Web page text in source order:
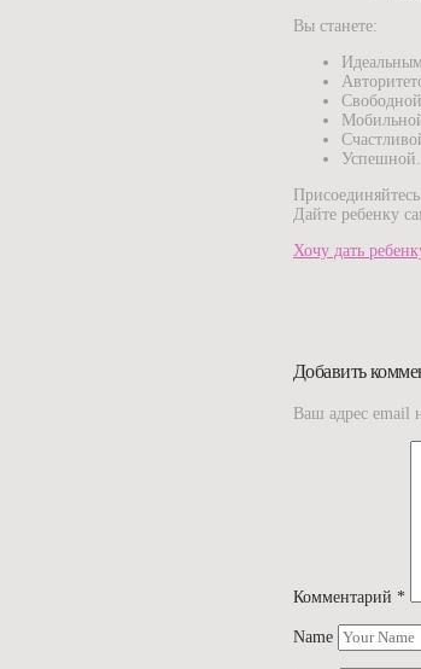
Вы станете:
Дайте ребенку
Хочу дать
Добавить
Ваш адрес email
Комментарий *
Name